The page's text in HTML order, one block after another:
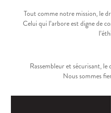
Tout comme notre mission, le
Celui qui l’arbore est digne de
Rassembleur et sécurisant,
Nous sommes